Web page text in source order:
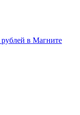
рублей в Магните